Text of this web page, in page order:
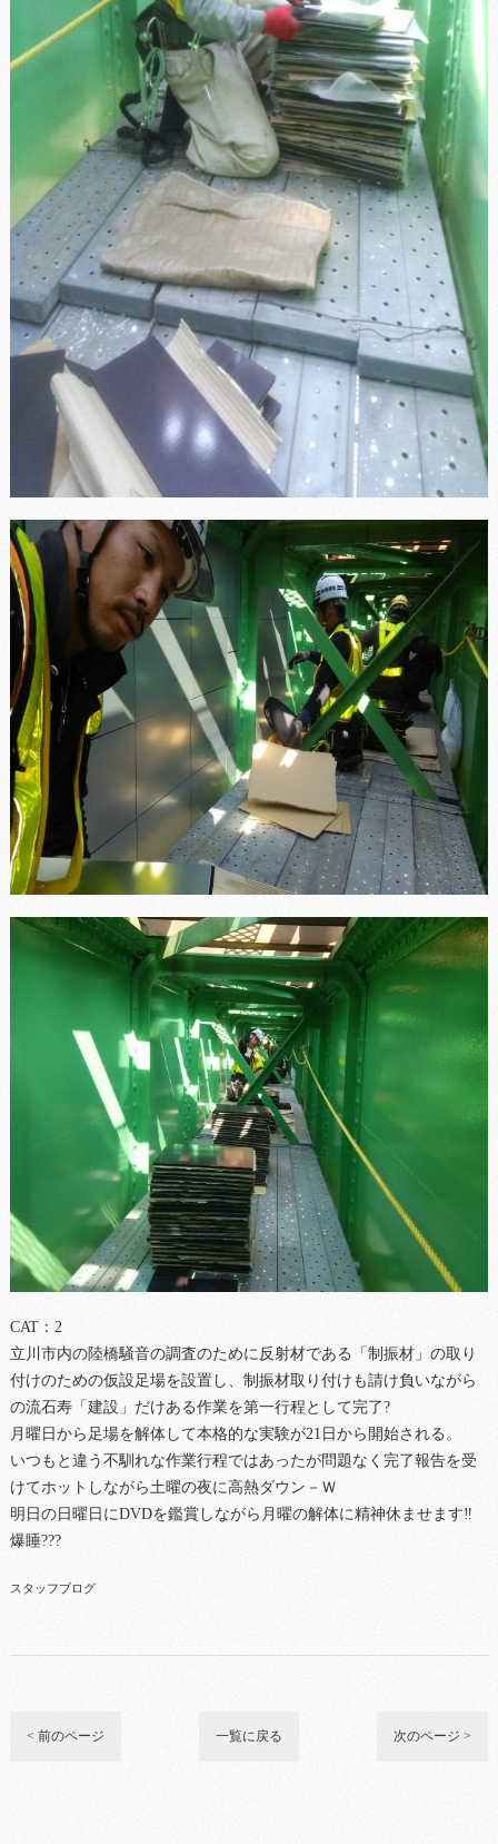
CAT：2
立川市内の陸橋騒音の調査のために反射材である「制振材」の取り
付けのための仮設足場を設置し、制振材取り付けも請け負いながら
の流石寿「建設」だけある作業を第一行程として完了?
月曜日から足場を解体して本格的な実験が21日から開始される。
いつもと違う不馴れな作業行程ではあったが問題なく完了報告を受
けてホットしながら土曜の夜に高熱ダウン－Ｗ
明日の日曜日にDVDを鑑賞しながら月曜の解体に精神休ませます‼
爆睡???
スタッフブログ
< 前のページ 一覧に戻る 次のページ >